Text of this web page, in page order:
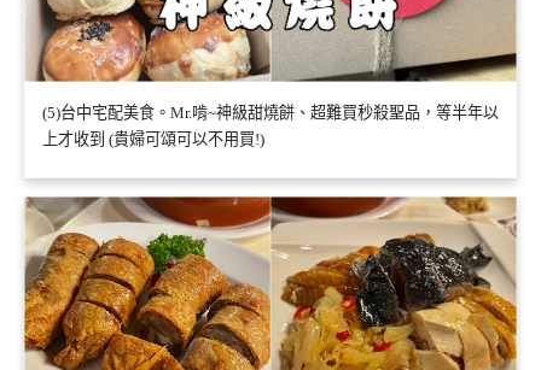
(5)台中宅配美食。Mr.啃~神級甜燒餅、超難買秒殺聖品，等半年以
上才收到 (貴婦可頌可以不用買!)